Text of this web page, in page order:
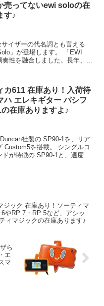
売ってないewi soloの在
す♪
イザーの代名詞とも言える
」が登場します。 「EWI
性を融合しました。長年、管
演奏から情熱的でパワフルな
優れ物―次なるパーフェクト
カ611 在庫あり！入荷待
ハ エレキギター パシフ
の在庫ありますよ♪
社製の SP90-1を、リア
Custom5を搭載。 シングルコ
が特徴の SP90-1と、適度に
ジック 在庫あり！ソーティマ
やRP 7・RP 5など、アシッ
ィマジックの在庫あります♪
ら
エ
マ